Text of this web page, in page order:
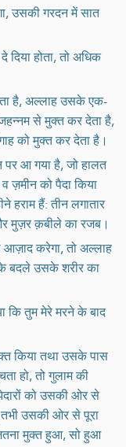
उसकी गरदन में सात
होता, तो अधिक
है, अल्लाह उसके एक-
से मुक्त कर देता है,
को मुक्त कर देता है।
आ गया है, जो हालत
ज़मीन को पैदा किया
हराम हैं: तीन लगातार
मुज़र क़बीले का रजब।
करेगा, तो अल्लाह
बदले उसके शरीर का
कि तुम मेरे मरने के बाद
किया तथा उसके पास
हो, तो गुलाम की
को उसकी ओर से
उसकी ओर से पूरा
मुक्त हुआ, सो हुआ